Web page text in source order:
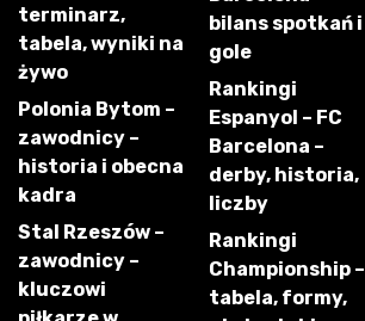
terminarz,
tabela, wyniki na
żywo
Polonia Bytom –
zawodnicy –
historia i obecna
kadra
Stal Rzeszów –
zawodnicy –
kluczowi
bilans spotkań i
gole
Rankingi
Espanyol – FC
Barcelona –
derby, historia,
liczby
Rankingi
Championship –
tabela, formy,